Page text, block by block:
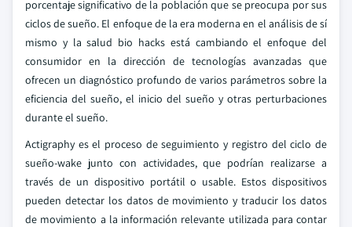
porcentaje significativo de la población que se preocupa por sus
ciclos de sueño. El enfoque de la era moderna en el análisis de sí
mismo y la salud bio hacks está cambiando el enfoque del
consumidor en la dirección de tecnologías avanzadas que
ofrecen un diagnóstico profundo de varios parámetros sobre la
eficiencia del sueño, el inicio del sueño y otras perturbaciones
durante el sueño.
Actigraphy es el proceso de seguimiento y registro del ciclo de
sueño-wake junto con actividades, que podrían realizarse a
través de un dispositivo portátil o usable. Estos dispositivos
pueden detectar los datos de movimiento y traducir los datos
de movimiento a la información relevante utilizada para contar